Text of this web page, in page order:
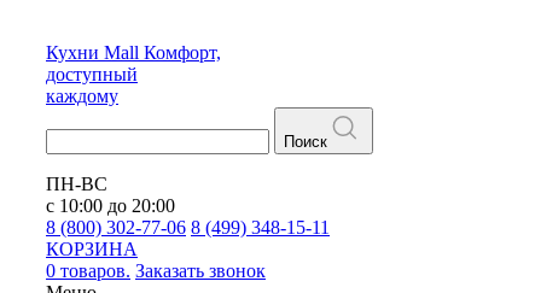
Кухни Mall Комфорт,
доступный
каждому
Поиск
ПН-ВС
с 10:00 до 20:00
8 (800) 302-77-06 8 (499) 348-15-11
КОРЗИНА
0 товаров. Заказать звонок